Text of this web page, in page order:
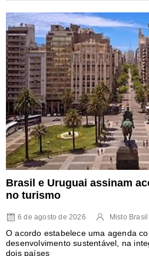
Brasil e Uruguai assinam
no turismo
6 de agosto de 2026 Misto Brasil
O acordo estabelece uma agenda
desenvolvimento sustentável, na
dois países